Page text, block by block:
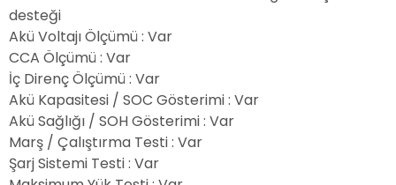
desteği
Akü Voltajı Ölçümü: Var
CCA Ölçümü: Var
İç Direnç Ölçümü: Var
Akü Kapasitesi / SOC Gösterimi: Var
Akü Sağlığı / SOH Gösterimi: Var
Marş / Çalıştırma Testi: Var
Şarj Sistemi Testi: Var